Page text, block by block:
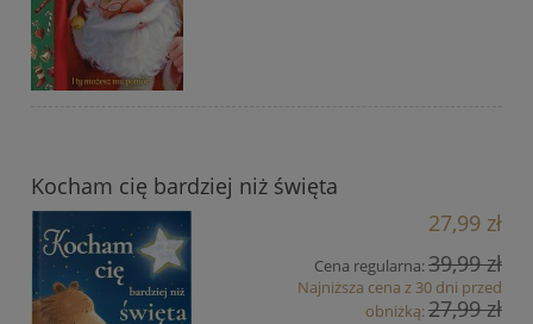
Kocham cię bardziej niż święta
27,99 zł
Cena regularna:39,99 zł
Najniższa cena z 30 dni przed
obniżką:27,99 zł